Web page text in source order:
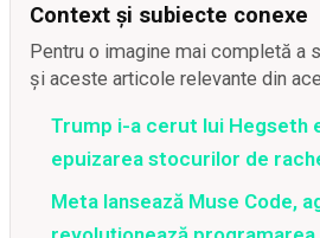
Context și subiecte conexe
Pentru o imagine mai completă a
și aceste articole relevante din
Trump i-a cerut lui Hegseth
epuizarea stocurilor de
Meta lansează Muse Code,